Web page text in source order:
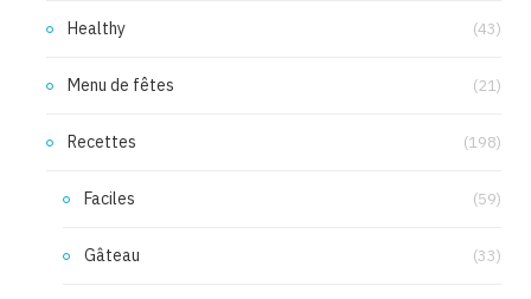
Healthy (43)
Menu de fêtes (21)
Recettes (198)
Faciles (59)
Gâteau (33)